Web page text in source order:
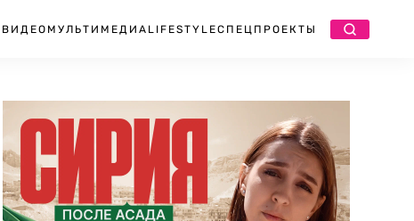
ВИДЕО МУЛЬТИМЕДИА LIFESTYLEСПЕЦПРОЕКТЫ